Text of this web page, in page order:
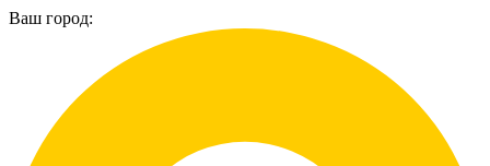
Ваш город: